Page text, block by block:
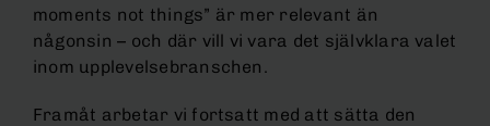
moments not things” är mer relevant än
någonsin – och där vill vi vara det självklara valet
inom upplevelsebranschen.
Framåt arbetar vi fortsatt med att sätta den